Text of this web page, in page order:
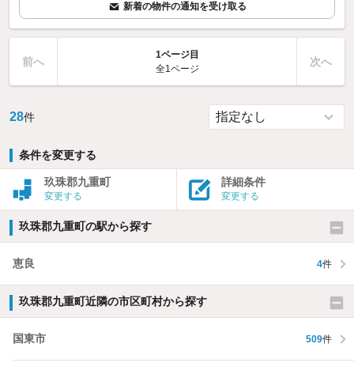
新着の物件の通知を受け取る
前へ
1ページ目
全1ページ
次へ
28件
条件を変更する
玖珠郡九重町
変更する
詳細条件
変更する
玖珠郡九重町の駅から探す
恵良 4件
玖珠郡九重町近隣の市区町村から探す
国東市 509件